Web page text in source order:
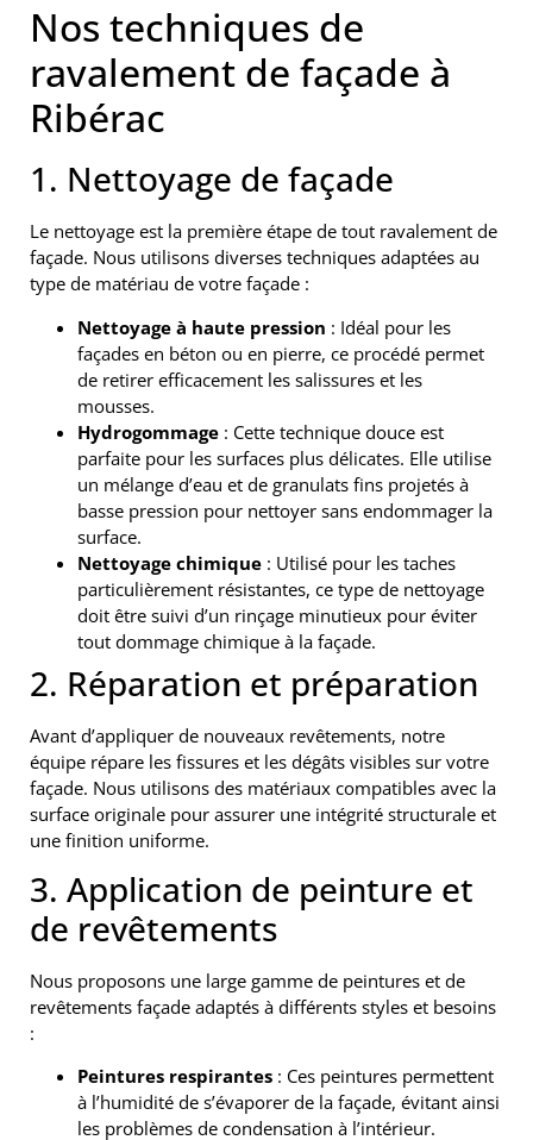
Nos techniques de
ravalement de façade à
Ribérac
1. Nettoyage de façade
Le nettoyage est la première étape de tout ravalement de
façade. Nous utilisons diverses techniques adaptées au
type de matériau de votre façade :
Nettoyage à haute pression : Idéal pour les
façades en béton ou en pierre, ce procédé permet
de retirer efficacement les salissures et les
mousses.
Hydrogommage : Cette technique douce est
parfaite pour les surfaces plus délicates. Elle utilise
un mélange d’eau et de granulats fins projetés à
basse pression pour nettoyer sans endommager la
surface.
Nettoyage chimique : Utilisé pour les taches
particulièrement résistantes, ce type de nettoyage
doit être suivi d’un rinçage minutieux pour éviter
tout dommage chimique à la façade.
2. Réparation et préparation
Avant d’appliquer de nouveaux revêtements, notre
équipe répare les fissures et les dégâts visibles sur votre
façade. Nous utilisons des matériaux compatibles avec la
surface originale pour assurer une intégrité structurale et
une finition uniforme.
3. Application de peinture et
de revêtements
Nous proposons une large gamme de peintures et de
revêtements façade adaptés à différents styles et besoins
:
Peintures respirantes : Ces peintures permettent
à l’humidité de s’évaporer de la façade, évitant ainsi
les problèmes de condensation à l’intérieur.